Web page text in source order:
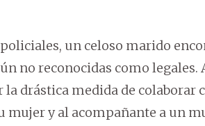
un celoso marido
no reconocidas como legales.
drástica medida de colaborar
mujer y al acompañante a un